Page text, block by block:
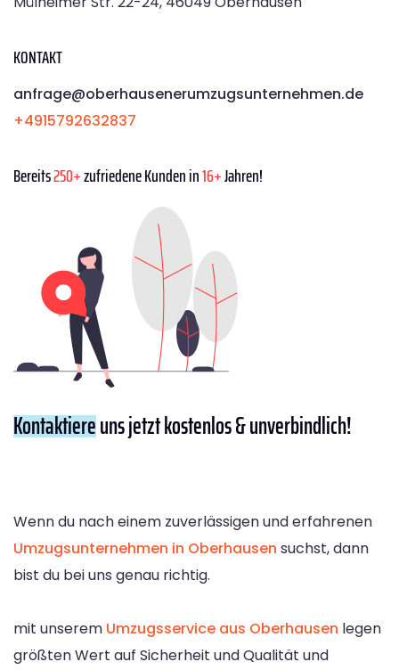
KONTAKT
anfrage@oberhausenerumzugsunternehmen.de
+4915792632837
Bereits250+zufriedene Kunden in16+Jahren!
Kontaktiereuns jetzt kostenlos & unverbindlich!
Wenn du nach einem zuverlässigen und erfahrenen
Umzugsunternehmen in Oberhausen suchst, dann
bist du bei uns genau richtig.
mit unserem Umzugsservice aus Oberhausen legen
größten Wert auf Sicherheit und Qualität und